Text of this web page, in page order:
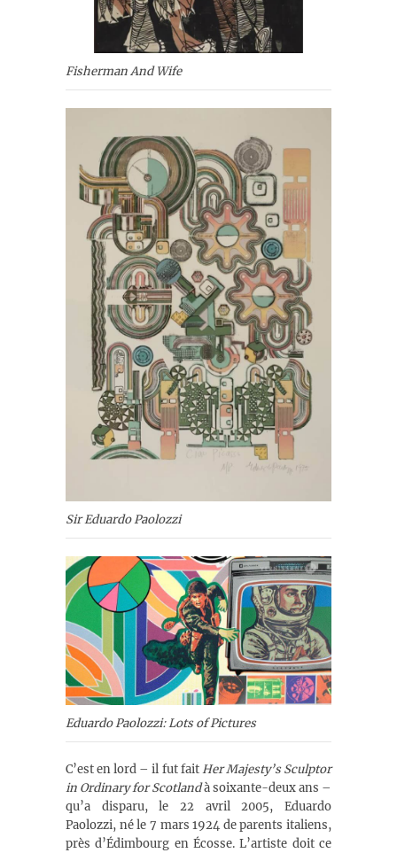
Fisherman And Wife
Sir Eduardo Paolozzi
Eduardo Paolozzi: Lots of Pictures
C’esten lord – il fut faitHer Majesty’s Sculptor
in Ordinary for Scotlandà soixante-deux ans –
qu’a disparu, le 22 avril 2005, Eduardo
Paolozzi, né le 7 mars 1924 de parents italiens,
près d’Édimbourg en Écosse. L’artiste doit ce